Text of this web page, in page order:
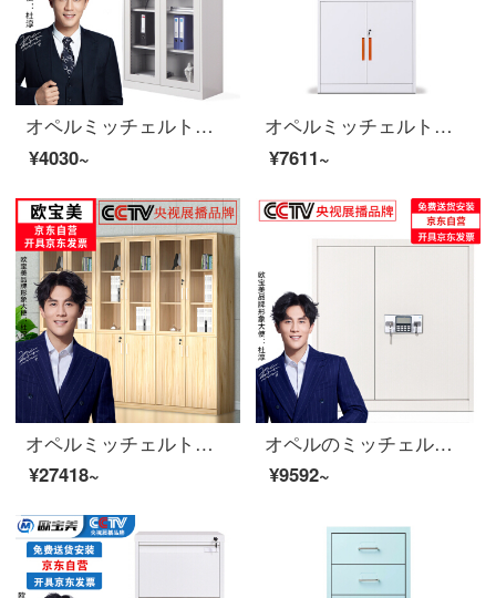
オペルミッチェルトスチール製の鉄皮資料アーカイブキャビネットH 1800*W 850*D 390
¥4030~
オペルミッチェルトオフィスキャビネット、スチールキャビネットのアーカイブキャビネットのデータキャビネット、オレンジ色の手を引く2つの戦い。
¥7611~
オペルミッチェルトカスタムロッカーボード式木製六ドアオフィスの書棚チェイスト深胡桃色2000*2400*400
¥27418~
オペルのミッチェルレットのアーカイブキャビネットのダブル保険のパスワードキャビネットの電子錠の灰の下に、厚いお金を引き出します。
¥9592~